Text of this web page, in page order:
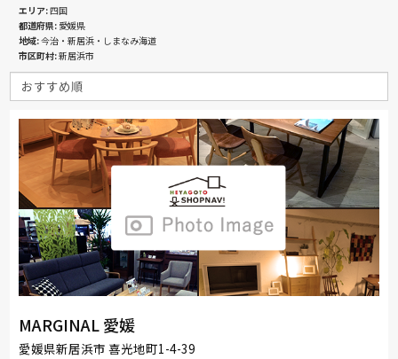
エリア 四国
都道府県 愛媛県
地域 今治・新居浜・しまなみ海道
市区町村 新居浜市
MARGINAL 愛媛
愛媛県新居浜市 喜光地町1-4-39